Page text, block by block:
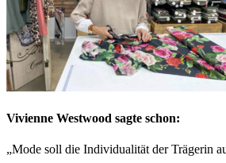
Vivienne Westwood sagte schon:
„Mode soll die Individualität der Trägerin